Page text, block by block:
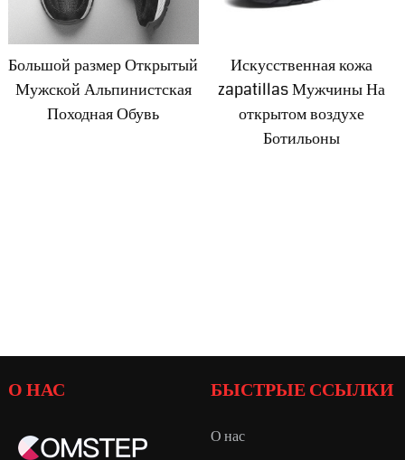
Большой размер Открытый
Мужской Альпинистская
Походная Обувь
Искусственная кожа
zapatillas Мужчины На
открытом воздухе
Ботильоны
О НАС БЫСТРЫЕ ССЫЛКИ
О нас